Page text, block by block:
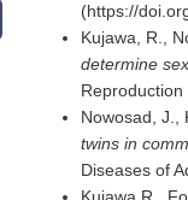
(https://
Kujawa, R.,
determine
Nowosad, J.,
twins in
Diseases of